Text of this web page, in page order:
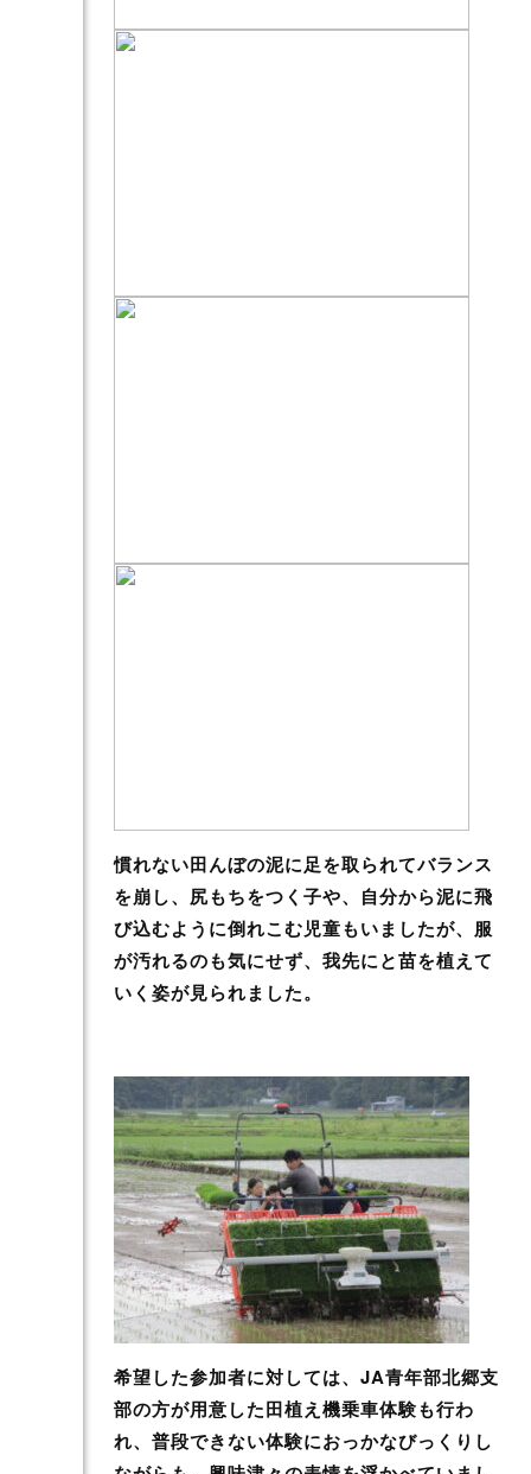
慣れない田んぼの泥に足を取られてバランス
を崩し、尻もちをつく子や、自分から泥に飛
び込むように倒れこむ児童もいましたが、服
が汚れるのも気にせず、我先にと苗を植えて
いく姿が見られました。
希望した参加者に対しては、JA青年部北郷支
部の方が用意した田植え機乗車体験も行わ
れ、普段できない体験におっかなびっくりし